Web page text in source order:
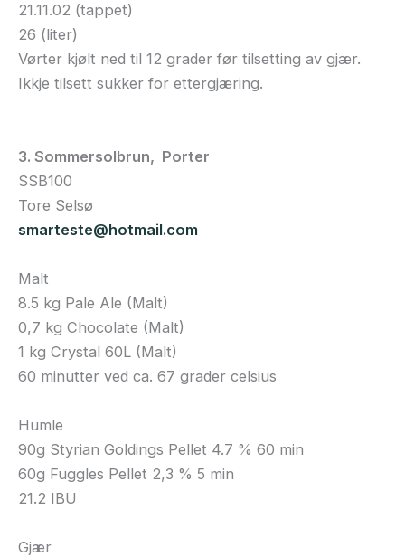
21.11.02 (tappet)
26 (liter)
Vørter kjølt ned til 12 grader før tilsetting av gjær.
Ikkje tilsett sukker for ettergjæring.
3. Sommersolbrun, Porter
SSB100
Tore Selsø
smarteste@hotmail.com
Malt
8.5 kg Pale Ale (Malt)
0,7 kg Chocolate (Malt)
1 kg Crystal 60L (Malt)
60 minutter ved ca. 67 grader celsius
Humle
90g Styrian Goldings Pellet 4.7 % 60 min
60g Fuggles Pellet 2,3 % 5 min
21.2 IBU
Gjær